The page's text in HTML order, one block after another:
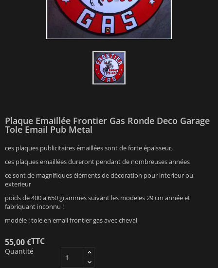
Plaque Emaillée Frontier Gas Ronde Deco Garage
Tole Email Pub Metal
ces plaques publicitaires émaillées sont de forte épaisseur,
ces plaques emaillées dureront pendant de nombreuses années
ce sont de magnifiques éléments de décoration pour interieur ou
exterieur
poids de 400 a 650 grammes suivant les modeles 29 cm année et
fabriquant inconnu !
modèle : tole en email frontier gas avec cheval
55,00 €TTC
Quantité